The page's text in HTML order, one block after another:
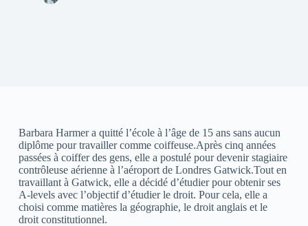
Barbara Harmer a quitté l’école à l’âge de 15 ans sans aucun
diplôme pour travailler comme coiffeuse.Après cinq années
passées à coiffer des gens, elle a postulé pour devenir stagiaire
contrôleuse aérienne à l’aéroport de Londres Gatwick.Tout en
travaillant à Gatwick, elle a décidé d’étudier pour obtenir ses
A-levels avec l’objectif d’étudier le droit. Pour cela, elle a
choisi comme matières la géographie, le droit anglais et le
droit constitutionnel.